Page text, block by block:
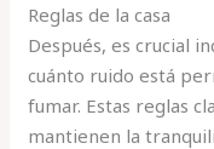
Reglas de la casa
Después, es crucial
cuánto ruido está
fumar. Estas reglas
mantienen la